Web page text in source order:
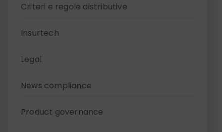
Criteri e regole distributive
Insurtech
Legal
News compliance
Product governance